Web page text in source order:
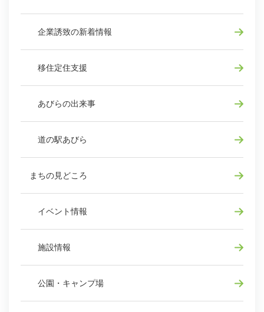
企業誘致の新着情報
移住定住支援
あびらの出来事
道の駅あびら
まちの見どころ
イベント情報
施設情報
公園・キャンプ場